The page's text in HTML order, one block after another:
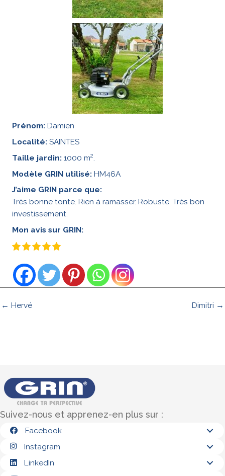
Prénom: Damien
Localité: SAINTES
Taille jardin: 1000 m2.
Modèle GRIN utilisé: HM46A
J’aime GRIN parce que:
Très bonne tonte. Rien à ramasser. Robuste. Très bon
investissement.
Mon avis sur GRIN:
← Hervé Dimitri →
Suivez-nous et apprenez-en plus sur :
Facebook
Instagram
LinkedIn